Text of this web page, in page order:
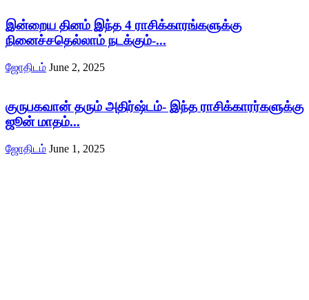
இன்றைய தினம் இந்த 4 ராசிக்காரங்களுக்கு
நினைச்சதெல்லாம் நடக்கும்-...
ஜோதிடம் June 2, 2025
குருபகவான் தரும் அதிர்ஷ்டம்- இந்த ராசிக்காரர்களுக்கு
ஜூன் மாதம்...
ஜோதிடம் June 1, 2025